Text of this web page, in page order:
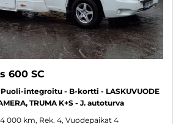
600 SC
integroitu - B-kortti - LASKUVUODE
TRUMA K+S - J. autoturva
000 km, Rek. 4, Vuodepaikat 4